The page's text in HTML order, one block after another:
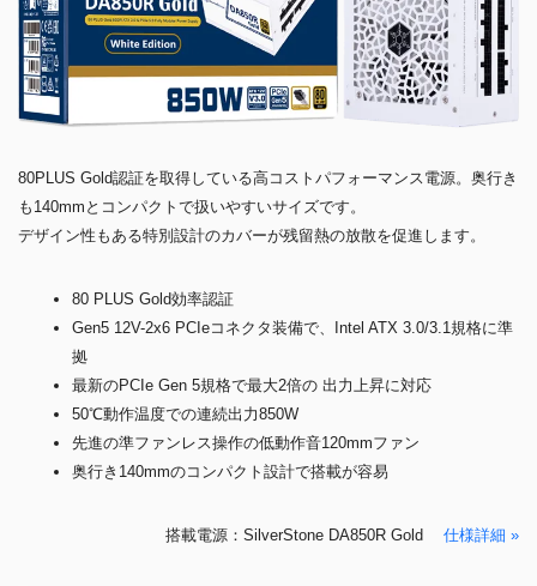
80PLUS Gold認証を取得している高コストパフォーマンス電源。奥行き
も140mmとコンパクトで扱いやすいサイズです。
デザイン性もある特別設計のカバーが残留熱の放散を促進します。
80 PLUS Gold効率認証
Gen5 12V-2x6 PCIeコネクタ装備で、Intel ATX 3.0/3.1規格に準
拠
最新のPCIe Gen 5規格で最大2倍の 出力上昇に対応
50℃動作温度での連続出力850W
先進の準ファンレス操作の低動作音120mmファン
奥行き140mmのコンパクト設計で搭載が容易
搭載電源：SilverStone DA850R Gold 仕様詳細 »